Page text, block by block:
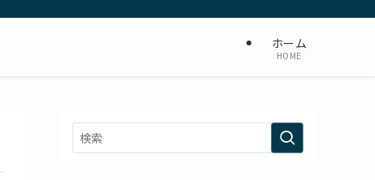
ホーム
HOME